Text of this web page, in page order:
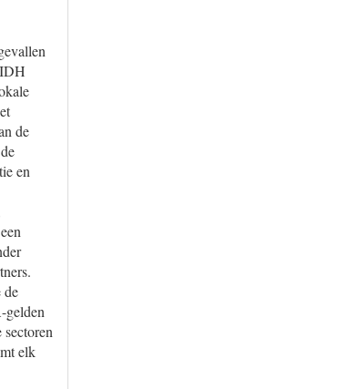
de
en
de
gelden
elk